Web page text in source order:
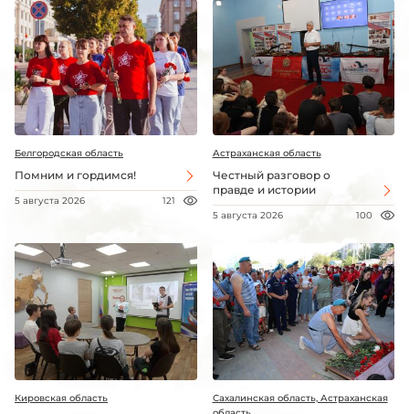
Белгородская область
Помним и гордимся!
5 августа 2026 121
Астраханская область
Честный разговор о
правде и истории
5 августа 2026 100
Кировская область
Сахалинская область, Астраханская